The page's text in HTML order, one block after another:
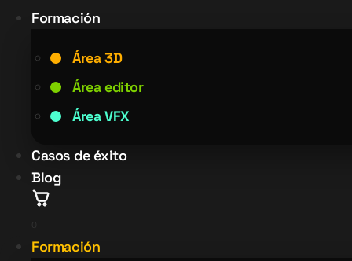
Formación
Área 3D
Área editor
Área VFX
Casos de éxito
Blog
Formación